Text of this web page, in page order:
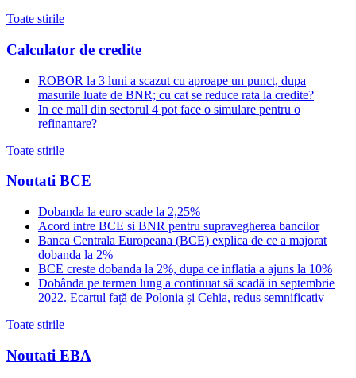
Toate stirile
Calculator de credite
ROBOR la 3 luni a scazut cu aproape un punct, dupa
masurile luate de BNR; cu cat se reduce rata la credite?
In ce mall din sectorul 4 pot face o simulare pentru o
refinantare?
Toate stirile
Noutati BCE
Dobanda la euro scade la 2,25%
Acord intre BCE si BNR pentru supravegherea bancilor
Banca Centrala Europeana (BCE) explica de ce a majorat
dobanda la 2%
BCE creste dobanda la 2%, dupa ce inflatia a ajuns la 10%
Dobânda pe termen lung a continuat să scadă in septembrie
2022. Ecartul față de Polonia și Cehia, redus semnificativ
Toate stirile
Noutati EBA